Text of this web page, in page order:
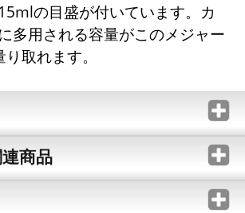
の目盛が付いています。カ
多用される容量がこのメジャー
取れます。
商品